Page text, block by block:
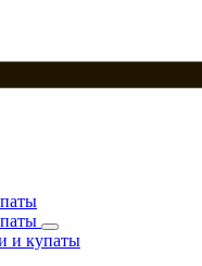
и купаты